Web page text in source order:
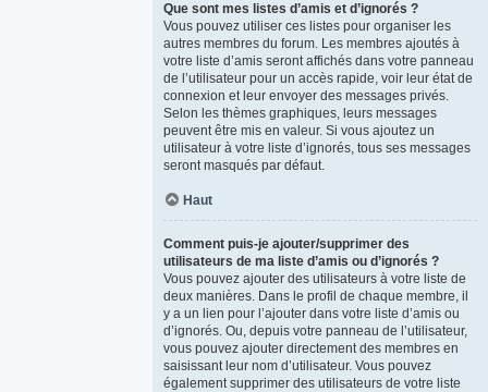
Que sont mes listes d’amis et d’ignorés ?
Vous pouvez utiliser ces listes pour organiser les
autres membres du forum. Les membres ajoutés à
votre liste d’amis seront affichés dans votre panneau
de l’utilisateur pour un accès rapide, voir leur état de
connexion et leur envoyer des messages privés.
Selon les thèmes graphiques, leurs messages
peuvent être mis en valeur. Si vous ajoutez un
utilisateur à votre liste d’ignorés, tous ses messages
seront masqués par défaut.
Haut
Comment puis-je ajouter/supprimer des
utilisateurs de ma liste d’amis ou d’ignorés ?
Vous pouvez ajouter des utilisateurs à votre liste de
deux manières. Dans le profil de chaque membre, il
y a un lien pour l’ajouter dans votre liste d’amis ou
d’ignorés. Ou, depuis votre panneau de l’utilisateur,
vous pouvez ajouter directement des membres en
saisissant leur nom d’utilisateur. Vous pouvez
également supprimer des utilisateurs de votre liste